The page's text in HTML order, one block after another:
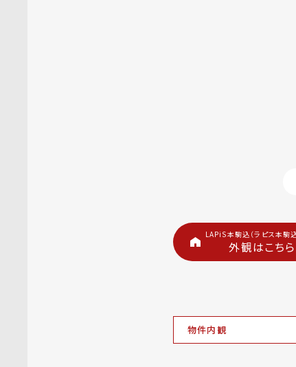
LAPiS本駒込（ラピス本駒
外観はこちら
物件内観